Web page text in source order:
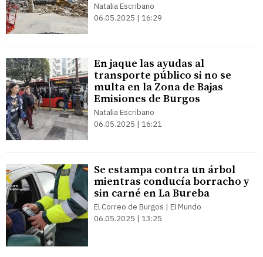
Natalia Escribano
06.05.2025 | 16:29
En jaque las ayudas al
transporte público si no se
multa en la Zona de Bajas
Emisiones de Burgos
Natalia Escribano
06.05.2025 | 16:21
Se estampa contra un árbol
mientras conducía borracho y
sin carné en La Bureba
El Correo de Burgos | El Mundo
06.05.2025 | 13:25